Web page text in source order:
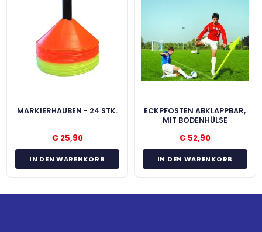
MARKIERHAUBEN - 24 STK.
€ 25,90
IN DEN WARENKORB
ECKPFOSTEN ABKLAPPBAR,
MIT BODENHÜLSE
€ 52,90
IN DEN WARENKORB